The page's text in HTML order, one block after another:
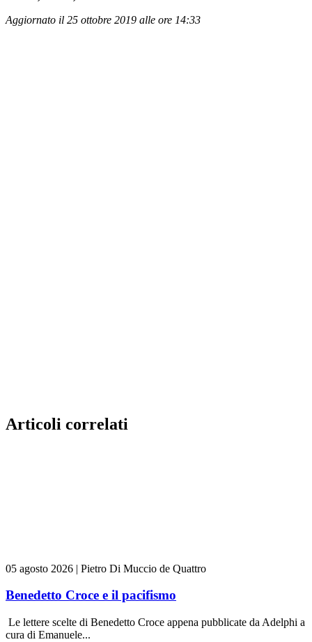
Aggiornato il 25 ottobre 2019 alle ore 14:33
Articoli correlati
05 agosto 2026 | Pietro Di Muccio de Quattro
Benedetto Croce e il pacifismo
Le lettere scelte di Benedetto Croce appena pubblicate da Adelphi a
cura di Emanuele...